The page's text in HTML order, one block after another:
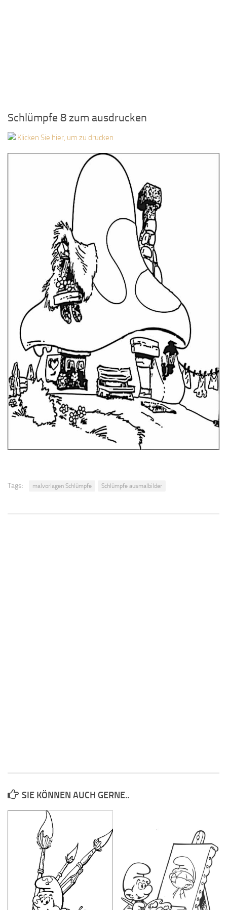
Schlümpfe 8 zum ausdrucken
Klicken Sie hier, um zu drucken
Tags: malvorlagen Schlümpfe Schlümpfe ausmalbilder
SIE KÖNNEN AUCH GERNE..